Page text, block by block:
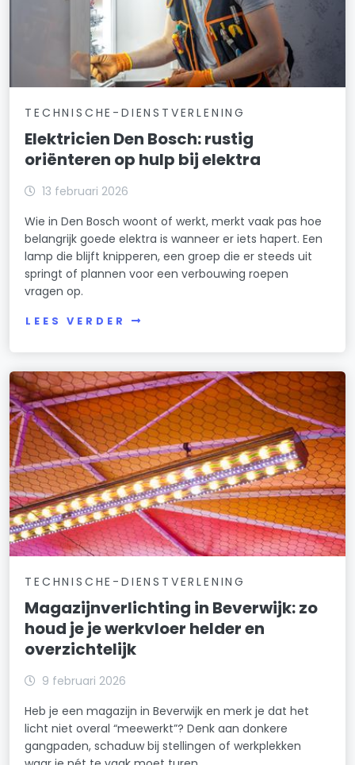
TECHNISCHE-DIENSTVERLENING
Elektricien Den Bosch: rustig
oriënteren op hulp bij elektra
13 februari 2026
Wie in Den Bosch woont of werkt, merkt vaak pas hoe
belangrijk goede elektra is wanneer er iets hapert. Een
lamp die blijft knipperen, een groep die er steeds uit
springt of plannen voor een verbouwing roepen
vragen op.
LEES VERDER
TECHNISCHE-DIENSTVERLENING
Magazijnverlichting in Beverwijk: zo
houd je je werkvloer helder en
overzichtelijk
9 februari 2026
Heb je een magazijn in Beverwijk en merk je dat het
licht niet overal “meewerkt”? Denk aan donkere
gangpaden, schaduw bij stellingen of werkplekken